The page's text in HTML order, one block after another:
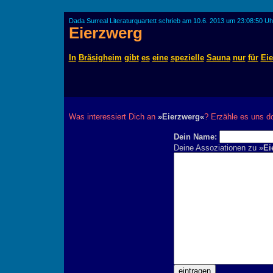
Dada Surreal Literaturquartett schrieb am 10.6. 2013 um 23:08:50
Eierzwerg
In Bräsigheim gibt es eine spezielle Sauna nur für
Was interessiert Dich an »Eierzwerg«? Erzähle es uns
Dein Name:
Deine Assoziationen zu »